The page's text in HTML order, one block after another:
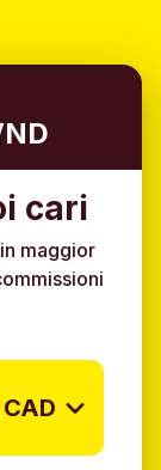
cari
maggior
CAD